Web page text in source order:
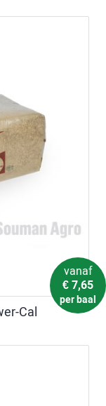
vanaf
€ 7,65
per baal
Cal